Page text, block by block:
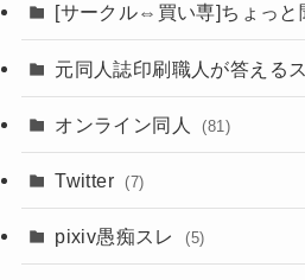
[サークル⇔買い専]ちょっと
元同人誌印刷職人が答える
オンライン同人 (81)
Twitter (7)
pixiv愚痴スレ (5)